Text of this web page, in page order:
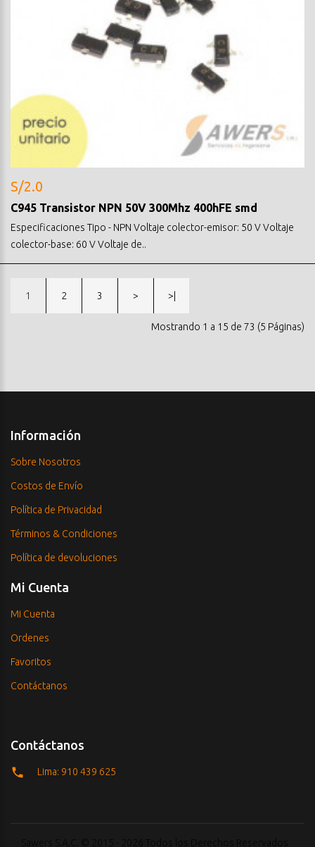
S/2.0
C945 Transistor NPN 50V 300Mhz 400hFE smd
Especificaciones Tipo - NPN Voltaje colector-emisor: 50 V Voltaje
colector-base: 60 V Voltaje de..
1 2 3 > >|
Mostrando 1 a 15 de 73 (5 Páginas)
Información
Sobre Nosotros
Costos de Envío
Política de Privacidad
Términos & Condiciones
Política de devoluciones
Mi Cuenta
Mi Cuenta
Ordenes
Favoritos
Contáctanos
Contáctanos
Lima: 910 439 625